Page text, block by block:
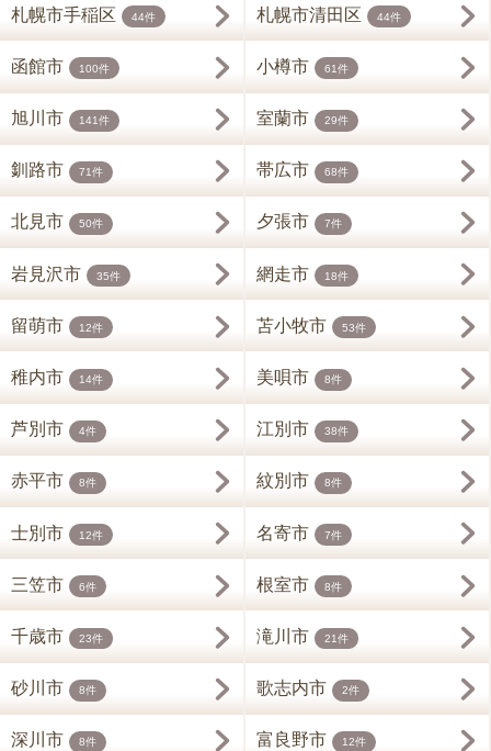
札幌市手稲区 44件 札幌市清田区 44件
函館市 100件 小樽市 61件
旭川市 141件 室蘭市 29件
釧路市 71件 帯広市 68件
北見市 50件 夕張市 7件
岩見沢市 35件 網走市 18件
留萌市 12件 苫小牧市 53件
稚内市 14件 美唄市 8件
芦別市 4件 江別市 38件
赤平市 8件 紋別市 8件
士別市 12件 名寄市 7件
三笠市 6件 根室市 8件
千歳市 23件 滝川市 21件
砂川市 8件 歌志内市 2件
深川市 8件 富良野市 12件